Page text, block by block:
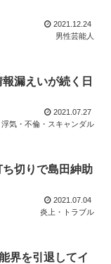
2021.12.24
男性芸能人
漏えいが続く日
2021.07.27
浮気・不倫・スキャンダル
切りで島田紳助
2021.07.04
炎上・トラブル
界を引退してイ